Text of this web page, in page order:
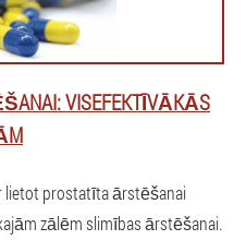
VISEFEKTĪVĀKĀS
lietot prostatīta ārstēšanai
zālēm slimības ārstēšanai.